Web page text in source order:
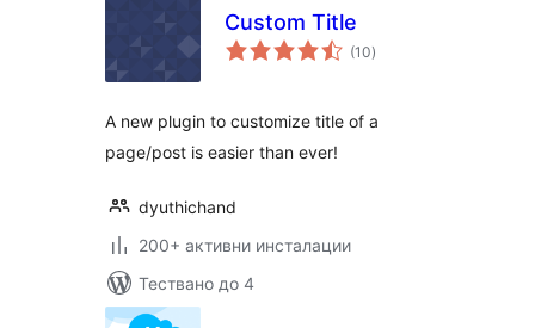
Custom Title
(10общо
оценки
)
A new plugin to customize title of a
page/post is easier than ever!
dyuthichand
200+ активни инсталации
Тествано до 4